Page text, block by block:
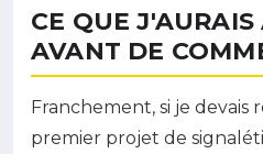
CE QUE
AVANT DE
Franchement, si je
premier projet de